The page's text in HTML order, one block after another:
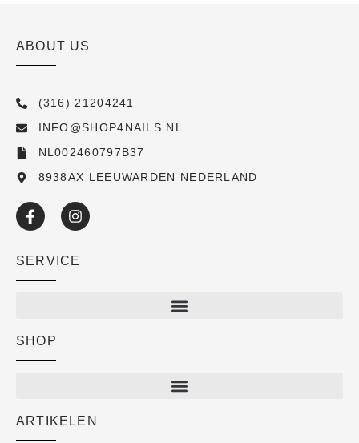
ABOUT US
(316) 21204241
INFO@SHOP4NAILS.NL
NL002460797B37
8938AX LEEUWARDEN NEDERLAND
SERVICE
SHOP
ARTIKELEN